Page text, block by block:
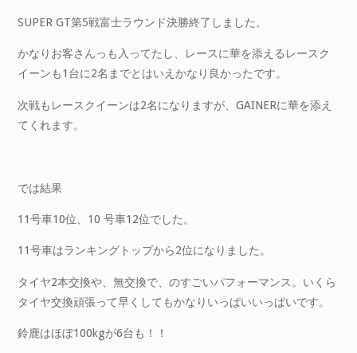
SUPER GT第5戦富士ラウンド決勝終了しました。
かなりお客さんっも入ってたし、レースに華を添えるレースク
イーンも1台に2名までとはいえかなり良かったです。
次戦もレースクイーンは2名になりますが、GAINERに華を添え
てくれます。
では結果
11号車10位、10 号車12位でした。
11号車はランキングトップから2位になりました。
タイヤ2本交換や、無交換で、のすごいパフォーマンス。いくら
タイヤ交換頑張って早くしてもかなりいっぱいいっぱいです。
鈴鹿はほぼ100kgが6台も！！